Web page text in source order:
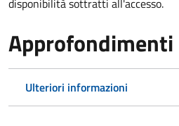
Approfondimenti
Ulteriori informazioni